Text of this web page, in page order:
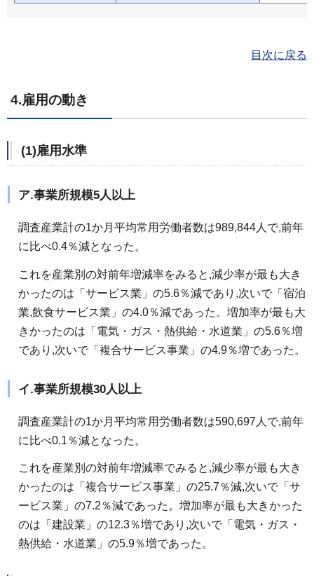
目次に戻る
4.雇用の動き
(1)雇用水準
ア.事業所規模5人以上
調査産業計の1か月平均常用労働者数は989,844人で,前年
に比べ0.4％減となった。
これを産業別の対前年増減率をみると,減少率が最も大き
かったのは「サービス業」の5.6％減であり,次いで「宿泊
業,飲食サービス業」の4.0％減であった。増加率が最も大
きかったのは「電気・ガス・熱供給・水道業」の5.6％増
であり,次いで「複合サービス事業」の4.9％増であった。
イ.事業所規模30人以上
調査産業計の1か月平均常用労働者数は590,697人で,前年
に比べ0.1％減となった。
これを産業別の対前年増減率でみると,減少率が最も大き
かったのは「複合サービス事業」の25.7％減,次いで「サ
ービス業」の7.2％減であった。増加率が最も大きかった
のは「建設業」の12.3％増であり,次いで「電気・ガス・
熱供給・水道業」の5.9％増であった。